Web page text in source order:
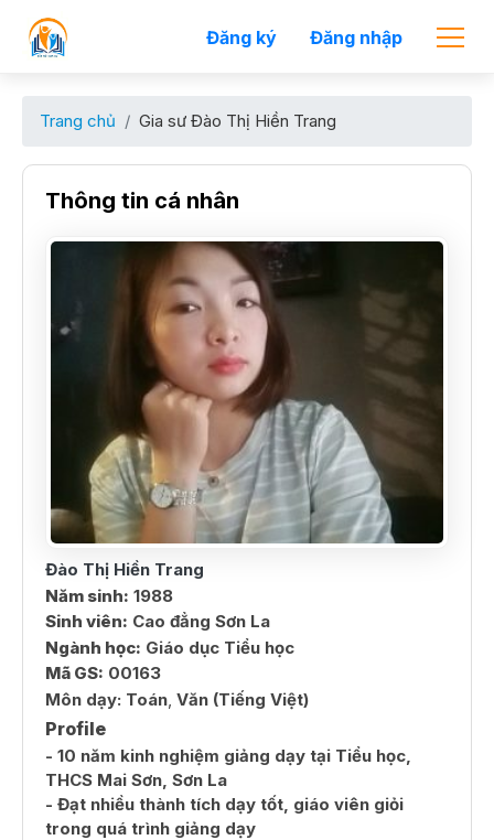
Đăng ký Đăng nhập
Trang chủ Gia sư Đào Thị Hiền Trang
Thông tin cá nhân
Đào Thị Hiền Trang
Năm sinh: 1988
Sinh viên: Cao đẳng Sơn La
Ngành học: Giáo dục Tiểu học
Mã GS: 00163
Môn dạy: Toán, Văn (Tiếng Việt)
Profile
- 10 năm kinh nghiệm giảng dạy tại Tiểu học,
THCS Mai Sơn, Sơn La
- Đạt nhiều thành tích dạy tốt, giáo viên giỏi
trong quá trình giảng dạy